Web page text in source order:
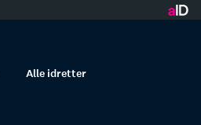
innhold
Alle idretter